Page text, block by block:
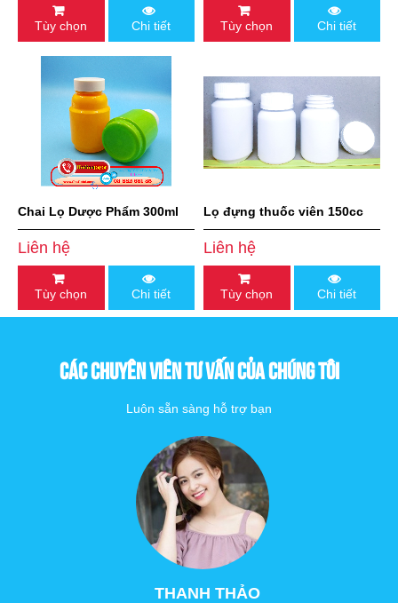
Tùy chọn Chi tiết Tùy chọn Chi tiết
Chai Lọ Dược Phẩm 300ml
Liên hệ
Tùy chọn Chi tiết
Lọ đựng thuốc viên 150cc
Liên hệ
Tùy chọn Chi tiết
CÁC CHUYÊN VIÊN TƯ VẤN CỦA CHÚNG TÔI
Luôn sẵn sàng hỗ trợ bạn
THANH THẢO